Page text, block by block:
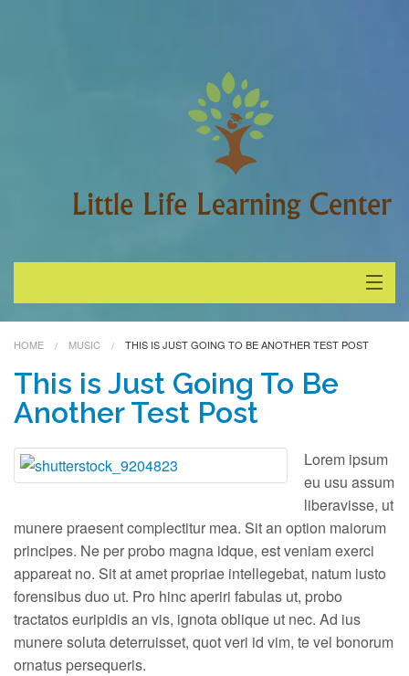
About Little Life
Contact Us
HOME MUSIC THIS IS JUST GOING TO BE ANOTHER TEST POST
This is Just Going To Be
Another Test Post
Lorem ipsum
eu usu assum
liberavisse, ut
munere praesent complectitur mea. Sit an option maiorum
principes. Ne per probo magna idque, est veniam exerci
appareat no. Sit at amet propriae intellegebat, natum iusto
forensibus duo ut. Pro hinc aperiri fabulas ut, probo
tractatos euripidis an vis, ignota oblique ut nec. Ad ius
munere soluta deterruisset, quot veri id vim, te vel bonorum
ornatus persequeris.